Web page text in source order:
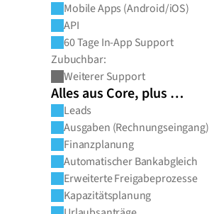
Mobile Apps (Android/iOS)
API
60 Tage In-App Support
Zubuchbar:
Weiterer Support
Alles aus Core, plus …
Leads
Ausgaben (Rechnungseingang)
Finanzplanung
Automatischer Bankabgleich
Erweiterte Freigabeprozesse
Kapazitätsplanung